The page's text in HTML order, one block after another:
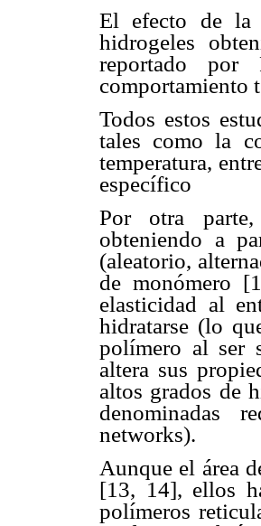
El efecto de la
hidrogeles
reportado
comportamiento
Todos estos
tales como la
temperatura,
específico
Por otra
obteniendo a
(aleatorio,
de monómero
elasticidad al
hidratarse (lo
polímero al ser
altera sus
altos grados de
denominadas
networks).
Aunque el área
[13, 14], ellos
polímeros